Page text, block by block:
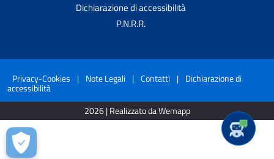
Dichiarazione di accessibilità
P.N.R.R.
Privacy-Cookies | Note Legali | Contatti | Dichiarazione di
accessibilità
2026 | Realizzato da Wemapp